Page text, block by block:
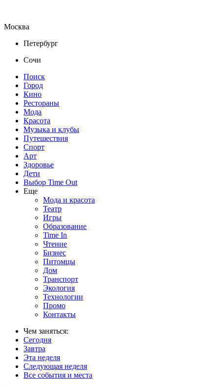
Москва
Петербург
Сочи
Поиск
Город
Кино
Рестораны
Мода
Красота
Музыка и клубы
Путешествия
Спорт
Арт
Здоровье
Дети
Выбор Time Out
Еще
Мода и красота
Театр
Игры
Образование
Time In
Чтение
Бизнес
Питомцы
Дом
Транспорт
Экология
Технологии
Промо
Контакты
Чем заняться:
Сегодня
Завтра
Эта неделя
Следующая неделя
Все события и места